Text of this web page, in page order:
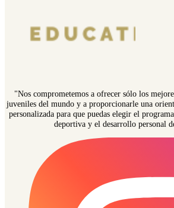
"Nos comprometemos a ofrecer sólo los
juveniles del mundo y a proporcionarle una
personalizada para que puedas elegir el
deportiva y el desarrollo personal